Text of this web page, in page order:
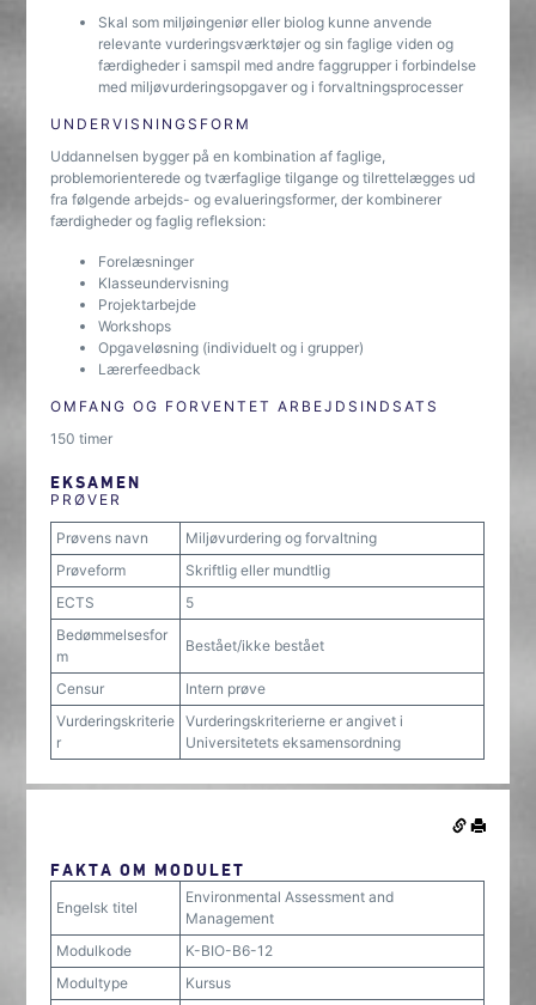
Skal som miljøingeniør eller biolog kunne anvende
relevante vurderingsværktøjer og sin faglige viden og
færdigheder i samspil med andre faggrupper i forbindelse
med miljøvurderingsopgaver og i forvaltningsprocesser
UNDERVISNINGSFORM
Uddannelsen bygger på en kombination af faglige,
problemorienterede og tværfaglige tilgange og tilrettelægges ud
fra følgende arbejds- og evalueringsformer, der kombinerer
færdigheder og faglig refleksion:
Forelæsninger
Klasseundervisning
Projektarbejde
Workshops
Opgaveløsning (individuelt og i grupper)
Lærerfeedback
OMFANG OG FORVENTET ARBEJDSINDSATS
150 timer
EKSAMEN
PRØVER
Prøvens navn
Miljøvurdering og forvaltning
Prøveform
Skriftlig eller mundtlig
ECTS
5
Bedømmelsesfor
m
Bestået/ikke bestået
Censur
Intern prøve
Vurderingskriterie
r
Vurderingskriterierne er angivet i
Universitetets eksamensordning
FAKTA OM MODULET
Engelsk titel
Environmental Assessment and
Management
Modulkode
K-BIO-B6-12
Modultype
Kursus